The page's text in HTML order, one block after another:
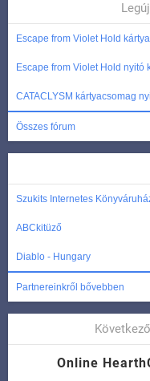
Escape from Violet Hold
Escape from Violet Hold nyitó
CATACLYSM kártyacsomag
Összes fórum
Szukits Internetes
ABCkitüző
Diablo - Hungary
Partnereinkről bővebben
Online